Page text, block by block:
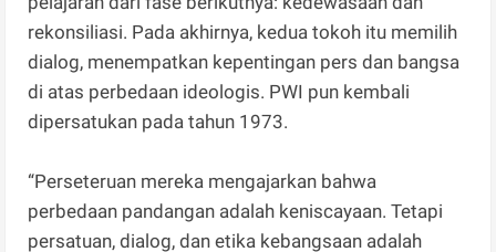
rekonsiliasi. Pada akhirnya, kedua tokoh itu memilih
dialog, menempatkan kepentingan pers dan bangsa
di atas perbedaan ideologis. PWI pun kembali
dipersatukan pada tahun 1973.
“Perseteruan mereka mengajarkan bahwa
perbedaan pandangan adalah keniscayaan. Tetapi
persatuan, dialog, dan etika kebangsaan adalah